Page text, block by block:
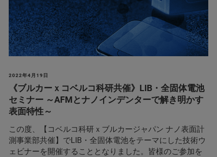
2022年4月19日
《ブルカーｘコベルコ科研共催》 LIB・全固体電池
セミナー ～AFMとナノインデンターで解き明かす
表面特性～
この度、【コベルコ科研ｘブルカージャパン ナノ表面計
測事業部共催】でLIB・全固体電池をテーマにした技術ウ
ェビナーを開催することとなりました。皆様のご参加を